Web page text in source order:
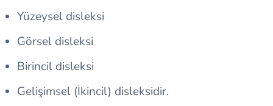
Yüzeysel disleksi
Görsel disleksi
Birincil disleksi
Gelişimsel (İkincil) disleksidir.